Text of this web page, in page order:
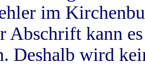
im
Abschrift kann
Deshalb wird